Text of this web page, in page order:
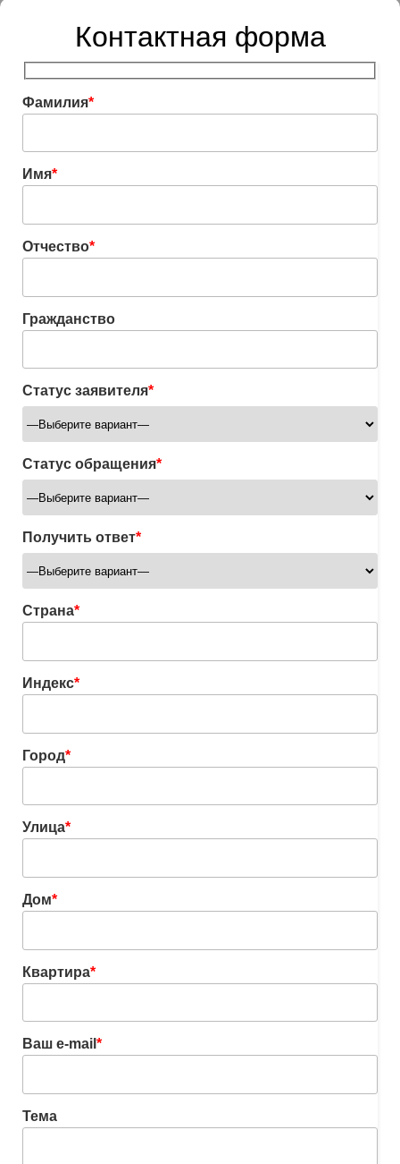
Контактная форма
Фамилия*
Имя*
Отчество*
Гражданство
Статус заявителя*
Статус обращения*
Получить ответ*
Страна*
Индекс*
Город*
Улица*
Дом*
Квартира*
Ваш e-mail *
Тема